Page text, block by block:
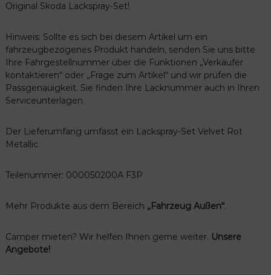
l
c
0
0
0
0
5
0
0
F
M
n
g
Original Skoda Lackspray-Set!
Hinweis: Sollte es sich bei diesem Artikel um ein
fahrzeugbezogenes Produkt handeln, senden Sie uns bitte
Ihre Fahrgestellnummer über die Funktionen „Verkäufer
kontaktieren“ oder „Frage zum Artikel“ und wir prüfen die
Passgenauigkeit. Sie finden Ihre Lacknummer auch in Ihren
Serviceunterlagen.
Der Lieferumfang umfasst ein Lackspray-Set Velvet Rot
Metallic
Teilenummer: 000050200A F3P
Mehr Produkte aus dem Bereich „Fahrzeug Außen“.
Camper mieten? Wir helfen Ihnen gerne weiter. Unsere
Angebote!